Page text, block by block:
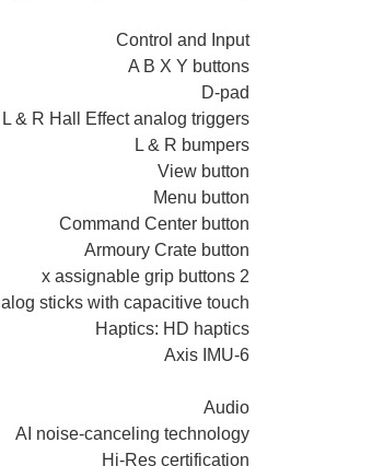
Control and Input
A B X Y buttons
D-pad
L & R Hall Effect analog triggers
L & R bumpers
View button
Menu button
Command Center button
Armoury Crate button
2 x assignable grip buttons
sticks with capacitive touch
Haptics: HD haptics
6-Axis IMU
Audio
AI noise-canceling technology
Hi-Res certification